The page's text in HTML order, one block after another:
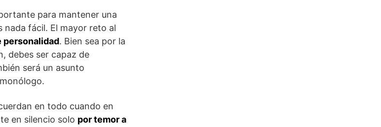
para mantener una
nada fácil. El mayor reto al
personalidad. Bien sea por la
debes ser capaz de
será un asunto
en todo cuando en
en silencio solo por temor a